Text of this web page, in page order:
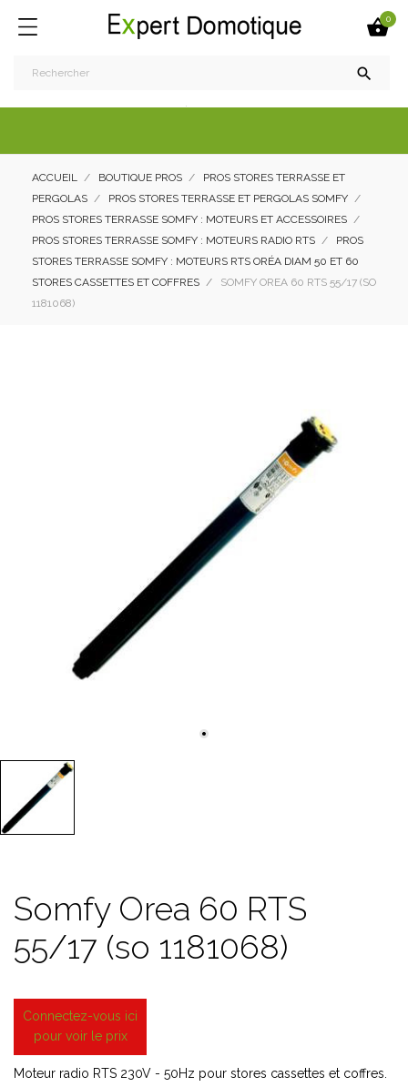
0

ACCUEIL BOUTIQUE PROS
PROS STORES TERRASSE ET
PERGOLAS
PROS STORES TERRASSE ET PERGOLAS SOMFY
PROS STORES TERRASSE SOMFY : MOTEURS ET ACCESSOIRES
PROS STORES TERRASSE SOMFY : MOTEURS RADIO RTS
PROS
STORES TERRASSE SOMFY : MOTEURS RTS ORÉA DIAM 50 ET 60
STORES CASSETTES ET COFFRES
SOMFY OREA 60 RTS 55/17 (SO
1181068)
Somfy Orea 60 RTS
55/17 (so 1181068)
Connectez-vous ici
pour voir le prix
Moteur radio RTS 230V - 50Hz pour stores cassettes et coffres.